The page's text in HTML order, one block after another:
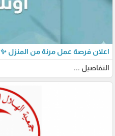
اعلان فرصة عمل مرنة من المنزل ✨
التفاصيل ...